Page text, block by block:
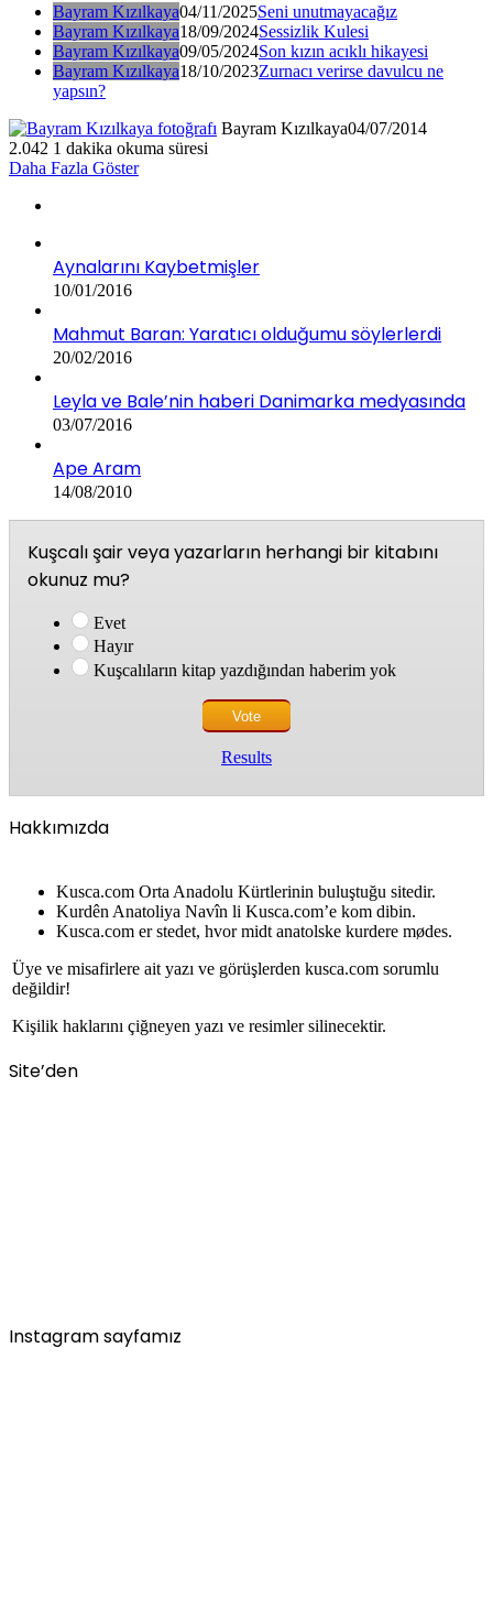
Bayram Kızılkaya04/11/2025Seni unutmayacağız
Bayram Kızılkaya18/09/2024Sessizlik Kulesi
Bayram Kızılkaya09/05/2024Son kızın acıklı hikayesi
Bayram Kızılkaya18/10/2023Zurnacı verirse davulcu ne
yapsın?
Bayram Kızılkaya04/07/2014
2.042 1 dakika okuma süresi
Daha Fazla Göster
Aynalarını Kaybetmişler
10/01/2016
Mahmut Baran: Yaratıcı olduğumu söylerlerdi
20/02/2016
Leyla ve Bale’nin haberi Danimarka medyasında
03/07/2016
Ape Aram
14/08/2010
Kuşcalı şair veya yazarların herhangi bir kitabını
okunuz mu?
Evet
Hayır
Kuşcalıların kitap yazdığından haberim yok
Results
Hakkımızda
Kusca.com Orta Anadolu Kürtlerinin buluştuğu sitedir.
Kurdên Anatoliya Navîn li Kusca.com’e kom dibin.
Kusca.com er stedet, hvor midt anatolske kurdere mødes.
Üye ve misafirlere ait yazı ve görüşlerden kusca.com sorumlu
değildir!
Kişilik haklarını çiğneyen yazı ve resimler silinecektir.
Site’den
Instagram sayfamız